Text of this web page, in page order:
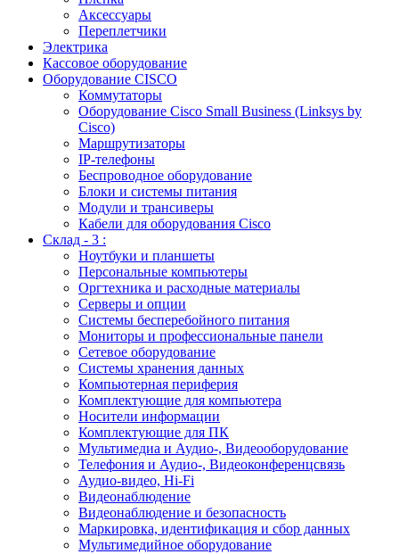
Аксессуары
Переплетчики
Электрика
Кассовое оборудование
Оборудование CISCO
Коммутаторы
Оборудование Cisco Small Business (Linksys by
Cisco)
Маршрутизаторы
IP-телефоны
Беспроводное оборудование
Блоки и системы питания
Модули и трансиверы
Кабели для оборудования Cisco
Склад - 3 :
Ноутбуки и планшеты
Персональные компьютеры
Оргтехника и расходные материалы
Серверы и опции
Системы бесперебойного питания
Мониторы и профессиональные панели
Сетевое оборудование
Системы хранения данных
Компьютерная периферия
Комплектующие для компьютера
Носители информации
Комплектующие для ПК
Мультимедиа и Аудио-, Видеооборудование
Телефония и Аудио-, Видеоконференцсвязь
Аудио-видео, Hi-Fi
Видеонаблюдение
Видеонаблюдение и безопасность
Маркировка, идентификация и сбор данных
Мультимедийное оборудование